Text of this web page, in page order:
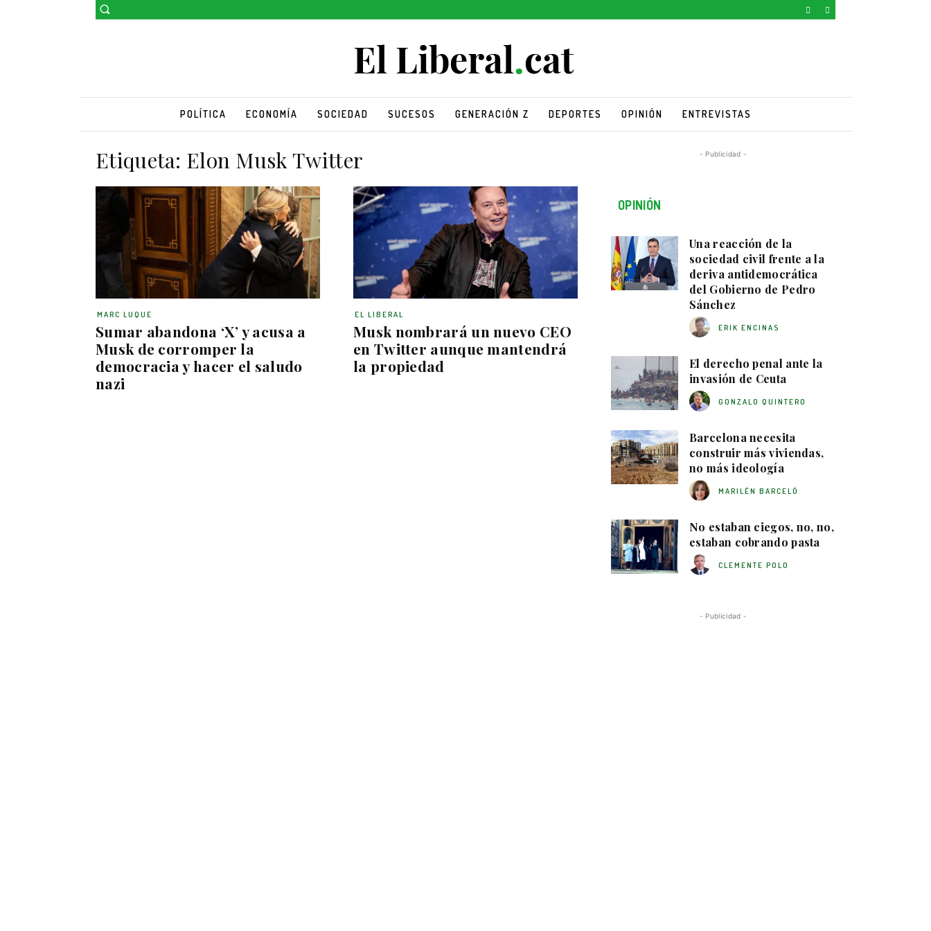
POLÍTICA ECONOMÍA SOCIEDAD SUCESOS GENERACIÓN Z DEPORTES OPINIÓN ENTREVISTAS
Etiqueta: Elon Musk Twitter
Sumar abandona ‘X’ y acusa a
Musk de corromper la
democracia y hacer el saludo
nazi
MARC LUQUE
Musk nombrará un nuevo CEO
en Twitter aunque mantendrá
la propiedad
EL LIBERAL
- Publicidad -
OPINIÓN
Una reacción de la
sociedad civil frente a la
deriva antidemocrática
del Gobierno de Pedro
Sánchez
ERIK ENCINAS
El derecho penal ante la
invasión de Ceuta
GONZALO QUINTERO
Barcelona necesita
construir más viviendas,
no más ideología
MARILÉN BARCELÓ
No estaban ciegos, no, no,
estaban cobrando pasta
CLEMENTE POLO
- Publicidad -